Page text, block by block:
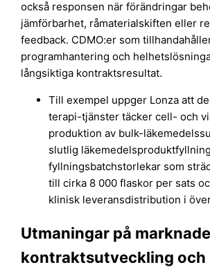
också responsen när förändringar
jämförbarhet, råmaterialskiften eller
feedback. CDMO:er som
programhantering och
långsiktiga kontraktsresultat.
Till exempel uppger Lonza att
terapi-tjänster täcker cell- och
produktion av bulk-
slutlig
fyllningsbatchstorlekar som
till cirka 8 000 flaskor per sats
klinisk leveransdistribution i
Utmaningar på
kontraktsutveckling och